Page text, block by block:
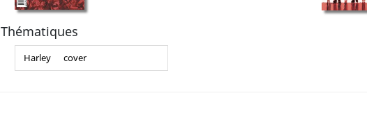
Thématiques
Harley cover